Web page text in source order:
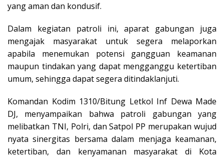
yang aman dan kondusif.
Dalam kegiatan patroli ini, aparat gabungan juga
mengajak masyarakat untuk segera melaporkan
apabila menemukan potensi gangguan keamanan
maupun tindakan yang dapat mengganggu ketertiban
umum, sehingga dapat segera ditindaklanjuti.
Komandan Kodim 1310/Bitung Letkol Inf Dewa Made
DJ, menyampaikan bahwa patroli gabungan yang
melibatkan TNI, Polri, dan Satpol PP merupakan wujud
nyata sinergitas bersama dalam menjaga keamanan,
ketertiban, dan kenyamanan masyarakat di Kota